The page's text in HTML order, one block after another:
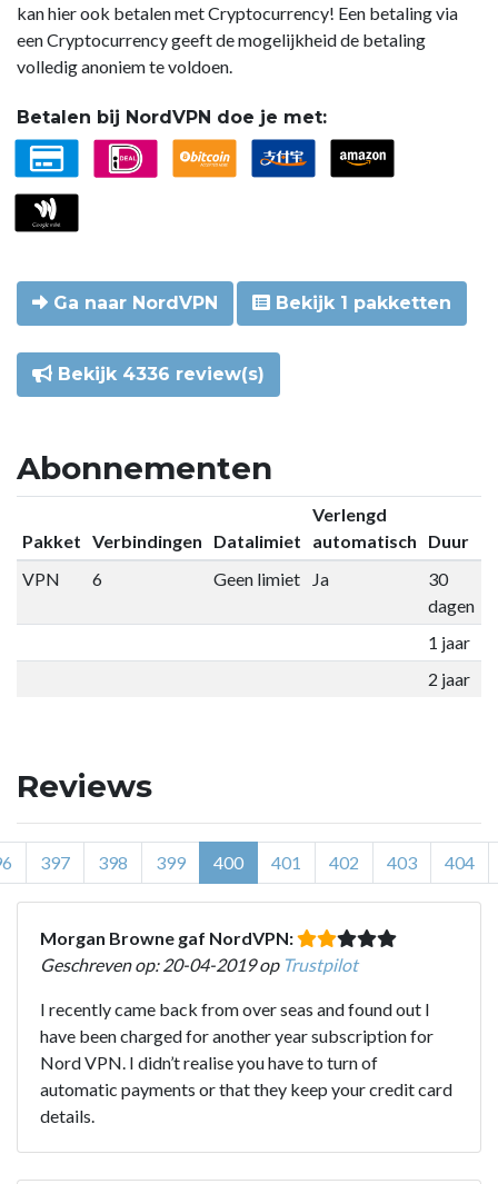
kan hier ook betalen met Cryptocurrency! Een betaling via
een Cryptocurrency geeft de mogelijkheid de betaling
volledig anoniem te voldoen.
Betalen bij NordVPN doe je met:
Ga naar NordVPN Bekijk 1 pakketten
Bekijk 4336 review(s)
Abonnementen
Pakket Verbindingen Datalimiet
Verlengd
automatisch
Duur
VPN
6 Geen limiet Ja
30
dagen
1 jaar
2 jaar
Reviews
397 398 399 400 401 402 403 404
Morgan Browne gaf NordVPN:
Geschreven op: 20-04-2019 op Trustpilot
I recently came back from over seas and found out I
have been charged for another year subscription for
Nord VPN. I didn’t realise you have to turn of
automatic payments or that they keep your credit card
details.